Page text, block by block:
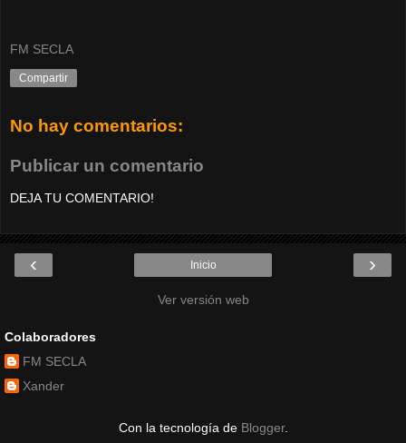
FM SECLA
Compartir
No hay comentarios:
Publicar un comentario
DEJA TU COMENTARIO!
‹ ›
Inicio
Ver versión web
Colaboradores
FM SECLA
Xander
Con la tecnología de Blogger.